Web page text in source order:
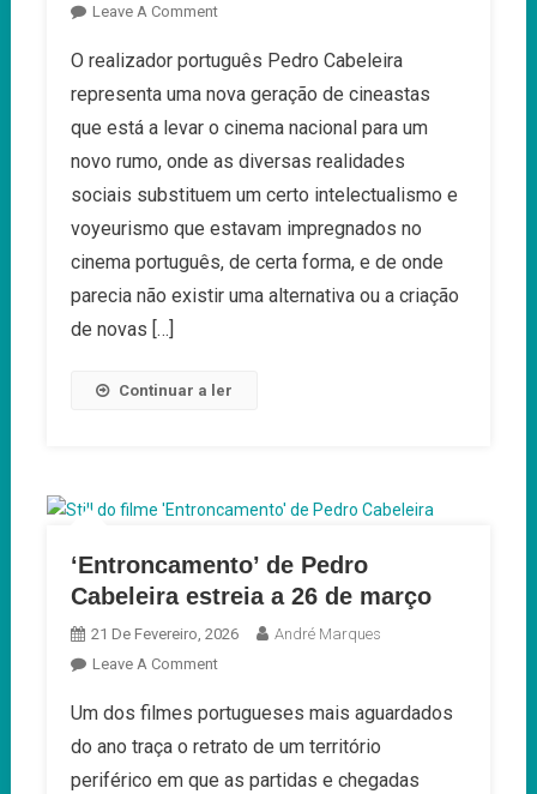
Leave A CommentOn
–
Um
Espelho
Pudores
O realizador português Pedro Cabeleira
representa uma nova geração de cineastas
que está a levar o cinema nacional para um
novo rumo, onde as diversas realidades
sociais substituem um certo intelectualismo e
voyeurismo que estavam impregnados no
cinema português, de certa forma, e de onde
parecia não existir uma alternativa ou a criação
de novas […]
Continuar a ler
‘Entroncamento’ de Pedro
Cabeleira estreia a 26 de março
21 De Fevereiro, 2026
André Marques
Leave A CommentOn
De
Pedro
Cabeleira
Um dos filmes portugueses mais aguardados
do ano traça o retrato de um território
periférico em que as partidas e chegadas